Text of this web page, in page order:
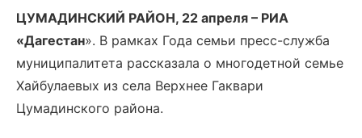
ЦУМАДИНСКИЙ РАЙОН, 22 апреля – РИА
«Дагестан». В рамках Года семьи пресс-служба
муниципалитета рассказала о многодетной семье
Хайбулаевых из села Верхнее Гаквари
Цумадинского района.